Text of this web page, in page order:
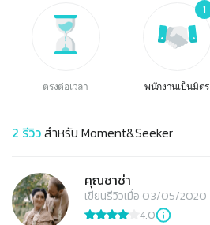
ตรงต่อเวลา
1
พนักงานเป็นมิตร
2 รีวิวสำหรับ Moment&Seeker
คุณชาช่า
เขียนรีวิวเมื่อ 03/05/2020
4.0